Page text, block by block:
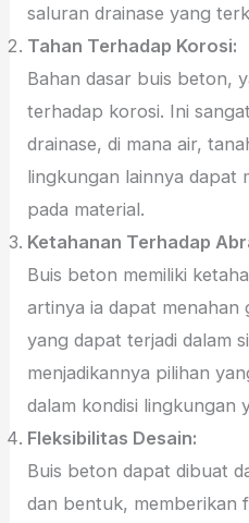
saluran drainase yang
Tahan Terhadap Korosi:
Bahan dasar buis beton,
terhadap korosi. Ini
drainase, di mana air,
lingkungan lainnya dapat
pada material.
Ketahanan Terhadap
Buis beton memiliki
artinya ia dapat menahan
yang dapat terjadi dalam
menjadikannya pilihan
dalam kondisi lingkungan
Fleksibilitas Desain:
Buis beton dapat dibuat
dan bentuk, memberikan